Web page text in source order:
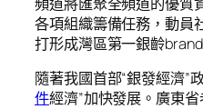
各項組織籌備任務，動員
打形成灣區第一銀齡brand
隨著我國首部“銀發經濟”
件經濟”加快發展。廣東